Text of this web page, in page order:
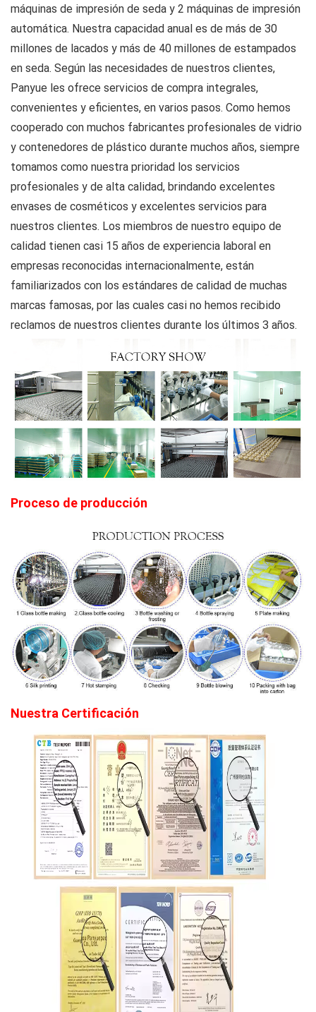
máquinas de impresión de seda y 2 máquinas de impresión
automática. Nuestra capacidad anual es de más de 30
millones de lacados y más de 40 millones de estampados
en seda. Según las necesidades de nuestros clientes,
Panyue les ofrece servicios de compra integrales,
convenientes y eficientes, en varios pasos. Como hemos
cooperado con muchos fabricantes profesionales de vidrio
y contenedores de plástico durante muchos años, siempre
tomamos como nuestra prioridad los servicios
profesionales y de alta calidad, brindando excelentes
envases de cosméticos y excelentes servicios para
nuestros clientes. Los miembros de nuestro equipo de
calidad tienen casi 15 años de experiencia laboral en
empresas reconocidas internacionalmente, están
familiarizados con los estándares de calidad de muchas
marcas famosas, por las cuales casi no hemos recibido
reclamos de nuestros clientes durante los últimos 3 años.
Proceso de producción
Nuestra Certificación